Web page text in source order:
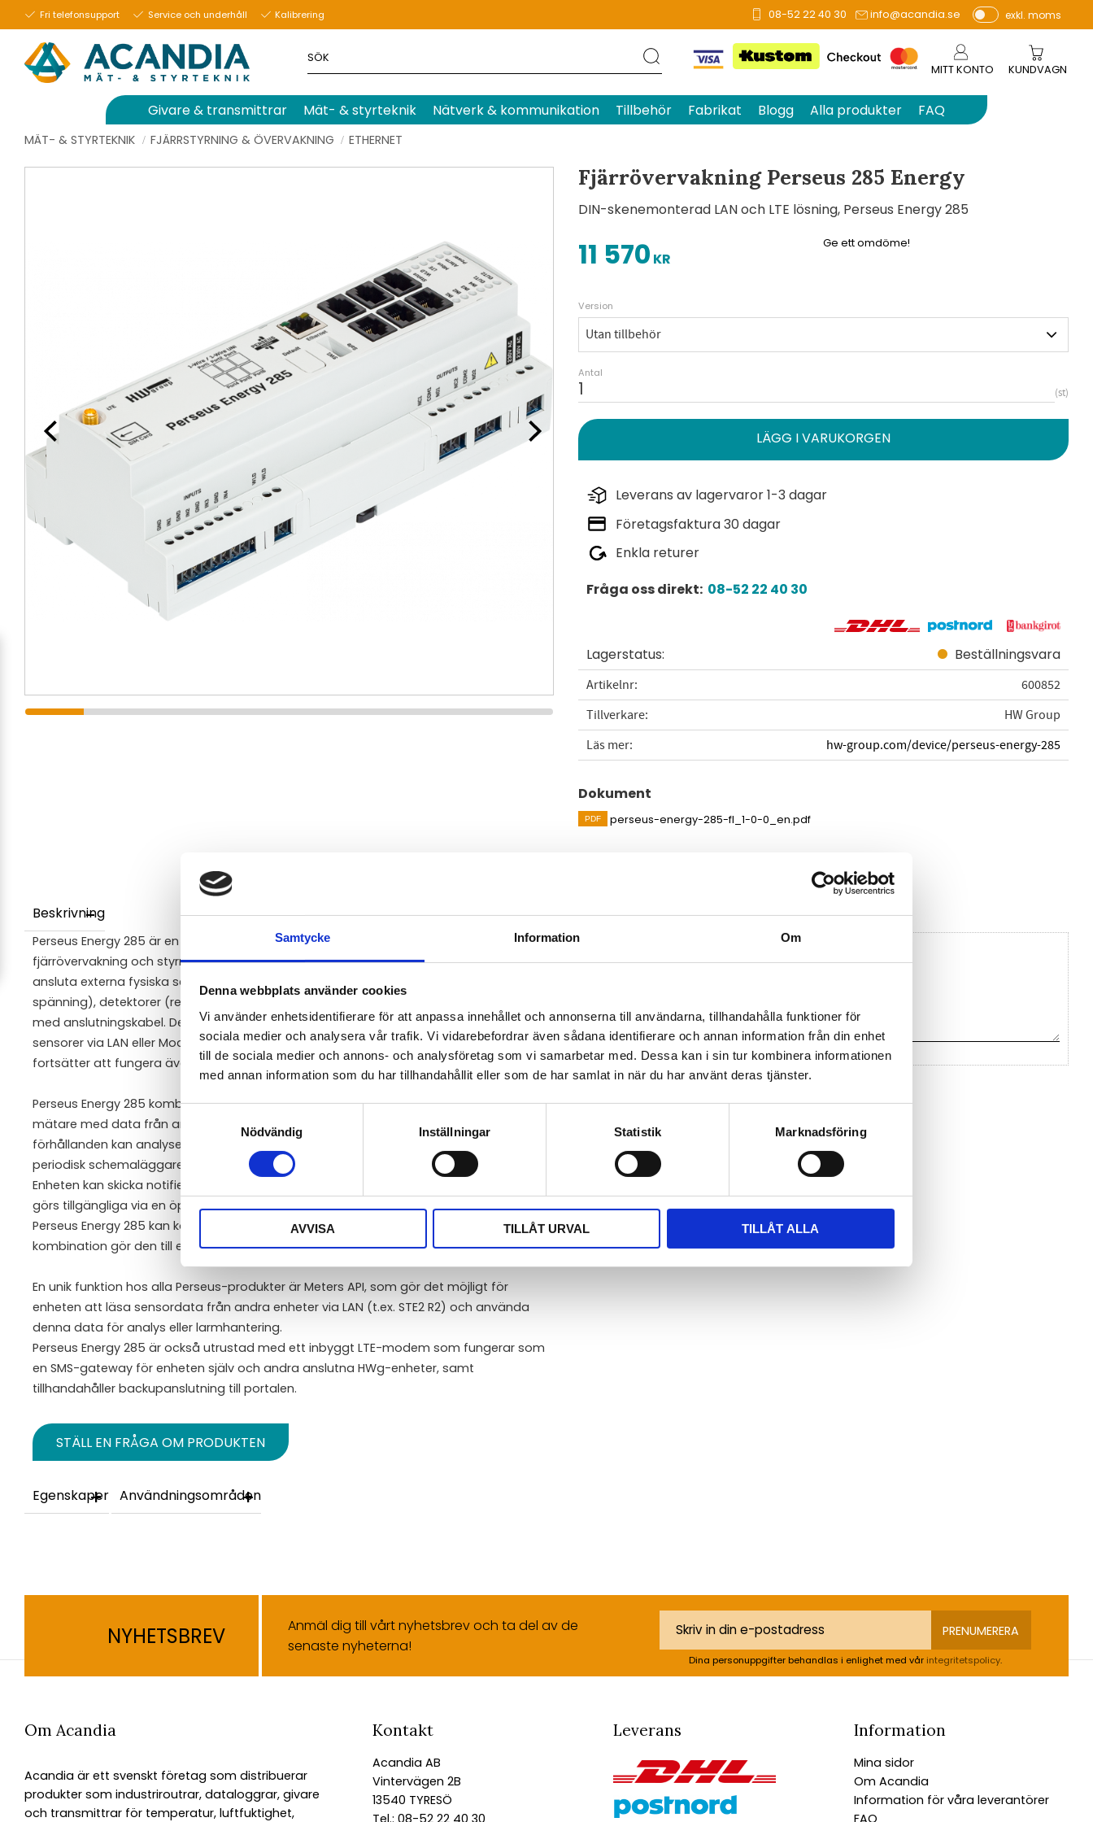
Samtycke Information Om
Denna webbplats använder cookies
Vi använder enhetsidentifierare för att anpassa innehållet och annonserna till användarna, tillhandahålla funktioner för
sociala medier och analysera vår trafik. Vi vidarebefordrar även sådana identifierare och annan information från din enhet
till de sociala medier och annons- och analysföretag som vi samarbetar med. Dessa kan i sin tur kombinera informationen
med annan information som du har tillhandahållit eller som de har samlat in när du har använt deras tjänster.
Samtyckesval
Nödvändig
Inställningar Statistik Marknadsföring
AVVISA TILLÅT URVAL TILLÅT ALLA
Fri telefonsupport Service och underhåll Kalibrering 08-52 22 40 30 info@acandia.se
P
e
r
vi
exkl. moms
MITT KONTO KUNDVAGN
Givare & transmittrar Mät- & styrteknik Nätverk & kommunikation Tillbehör Fabrikat Blogg Alla produkter FAQ
MÄT- & STYRTEKNIK FJÄRRSTYRNING & ÖVERVAKNING ETHERNET
Fjärrövervakning Perseus 285 Energy
DIN-skenemonterad LAN och LTE lösning, Perseus Energy 285
11 570 KR
Version
Antal
st
Leverans av lagervaror 1-3 dagar
Företagsfaktura 30 dagar
Enkla returer
Fråga oss direkt: 08-52 22 40 30
Lagerstatus Beställningsvara
Artikelnr
600852
Tillverkare
HW Group
Läs mer
hw-group.com/device/perseus-energy-285
Dokument
perseus-energy-285-fl_1-0-0_en.pdf
Ge ett omdöme!
Beskrivning
Perseus Energy 285 är en DIN-skenemonterad LAN- och LTE-lösning för
fjärrövervakning och styrning av energiapplikationer med M-Bus Master. Enheten kan
ansluta externa fysiska sensorer (t.ex. temperatur, relativ luftfuktighet, ström,
spänning), detektorer (reläer eller torrkontakter) samt vattenläckagedetektorer (WLD)
med anslutningskabel. Det är också möjligt att ansluta tredjeparts mätare och
sensorer via LAN eller Modbus/RTU. LTE-backup-funktionen säkerställer att enheten
fortsätter att fungera även vid avbrott i Ethernet-anslutningen.
Perseus Energy 285 kombinerar data från externa fysiska sensorer, detektorer och
mätare med data från andra HWg-enheter som är anslutna via LAN. Lokala
förhållanden kan analyseras med hjälp av Lua-skript, kalenderfunktioner eller en
periodisk schemaläggare.
Enheten kan skicka notifieringar via SMS, samtal, e-post eller SNMP Trap. Mätvärden
görs tillgängliga via en öppen API (XML, Modbus/TCP, MQTT).
Perseus Energy 285 kan kopplas till portalen (SensDesk Technology), vilket i
kombination gör den till en kraftfull lösning för professionella applikationer.
En unik funktion hos alla Perseus-produkter är Meters API, som gör det möjligt för
enheten att läsa sensordata från andra enheter via LAN (t.ex. STE2 R2) och använda
denna data för analys eller larmhantering.
Perseus Energy 285 är också utrustad med ett inbyggt LTE-modem som fungerar som
en SMS-gateway för enheten själv och andra anslutna HWg-enheter, samt
tillhandahåller backupanslutning till portalen.
STÄLL EN FRÅGA OM PRODUKTEN
Egenskaper Användningsområden
Omdömen
Baserat på 0 betyg.
NYHETSBREV
Anmäl dig till vårt nyhetsbrev och ta del av de
senaste nyheterna!
PRENUMERERA
Dina personuppgifter behandlas i enlighet med vår integritetspolicy.
Om Acandia
Acandia är ett svenskt företag som distribuerar
produkter som industriroutrar, dataloggrar, givare
och transmittrar för temperatur, luftfuktighet,
Kontakt
Acandia AB
Vintervägen 2B
13540 TYRESÖ
Leverans Information
Mina sidor
Om Acandia
Information för våra leverantörer